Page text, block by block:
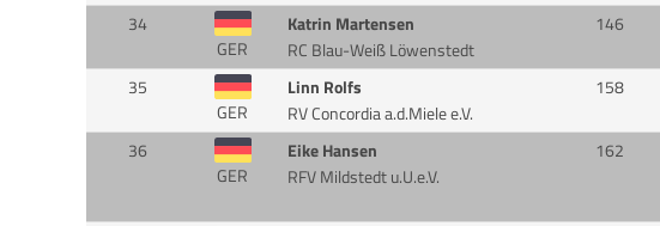
34
GER
Katrin Martensen
RC Blau-Weiß Löwenstedt
146
35
GER
Linn Rolfs
RV Concordia a.d.Miele e.V.
158
36
GER
Eike Hansen
RFV Mildstedt u.U.e.V.
162